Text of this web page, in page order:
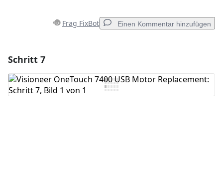
Frag FixBot Einen Kommentar hinzufügen
Kommentar hinzufügen
Schritt 7